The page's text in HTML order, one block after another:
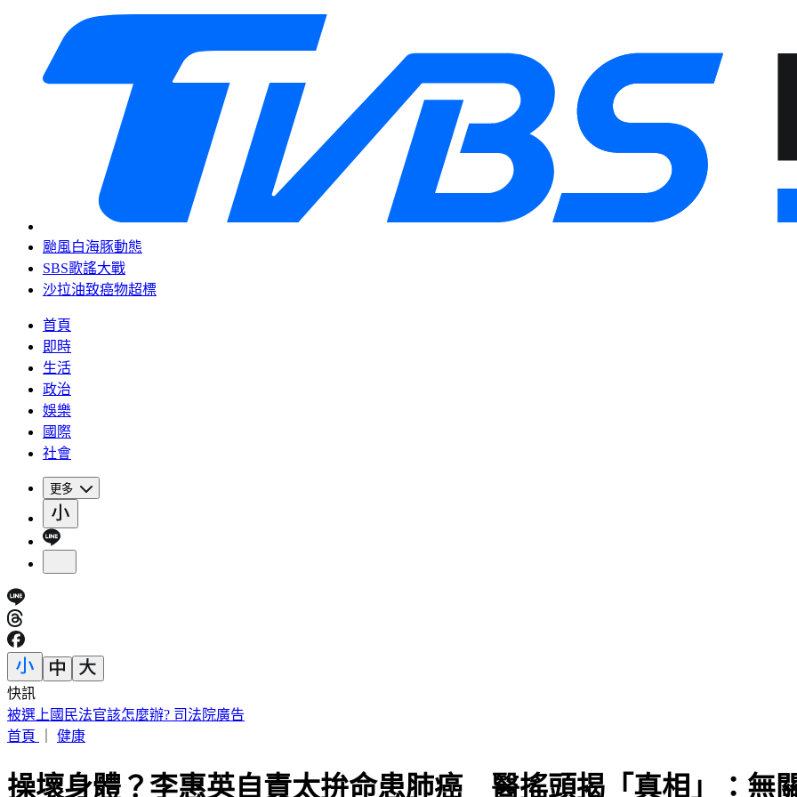
颱風白海豚動態
SBS歌謠大戰
沙拉油致癌物超標
首頁
即時
生活
政治
娛樂
國際
社會
更多
快訊
被選上國民法官該怎麼辦? 司法院廣告
首頁
健康
操壞身體？李惠英自責太拚命患肺癌 醫搖頭揭「真相」：無